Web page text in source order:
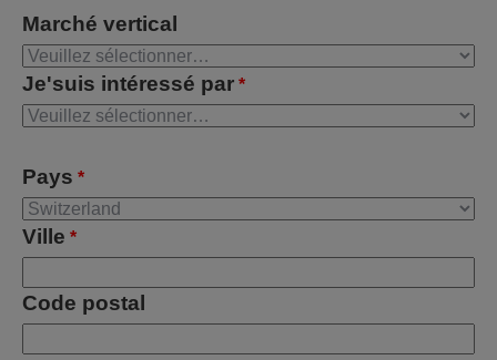
Marché vertical
Je'suis intéressé par *
Pays *
Ville *
Code postal